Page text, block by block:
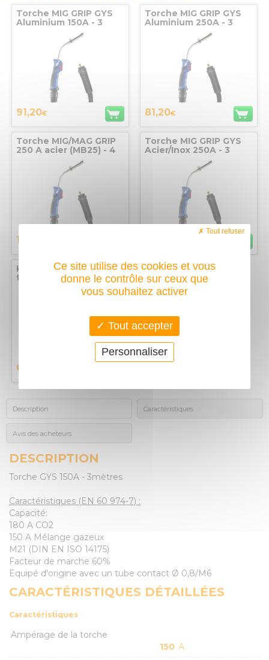
Torche MIG GRIP GYS
Aluminium 150A - 3
mètres refroidie AIR -
91,20€
Torche MIG GRIP GYS
Aluminium 250A - 3
mètres refroidie AIR
81,20€
Torche MIG/MAG GRIP
250 A acier (MB25) - 4
130
Torche MIG GRIP GYS
Acier/Inox 250A - 3
mètres refroidie AIR
Kit pour fixation de
tubes ronds et carrés
Table FixturePoint +
Brides + accessoires
669,30
Description Caractéristiques
Avis des acheteurs
DESCRIPTION
Torche GYS 150A - 3mètres
Caractéristiques (EN 60 974-7) :
Capacité:
180 A CO2
150 A Mélange gazeux
M21 (DIN EN ISO 14175)
Facteur de marche 60%
Equipé d'origine avec un tube contact Ø 0,8/M6
CARACTÉRISTIQUES DÉTAILLÉES
Caractéristiques
Ampérage de la torche
150 A
Ce site utilise des cookies et vous
donne le contrôle sur ceux que
vous souhaitez activer
Tout accepter
Tout refuser
Personnaliser